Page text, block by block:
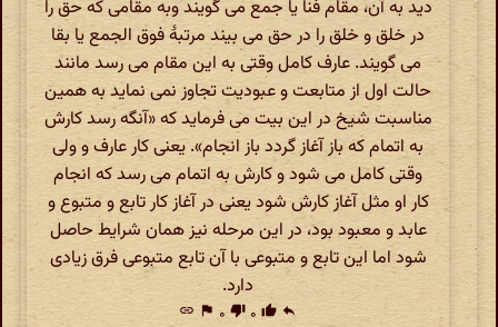
دید به آن، مقام فنا یا جمع می گویند وبه مقامی که حق را
در خلق و خلق را در حق می بیند مرتبۀ فوق الجمع یا بقا
می گویند. عارف کامل وقتی به این مقام می رسد مانند
حالت اول از متابعت و عبودیت تجاوز نمی نماید به همین
مناسبت شیخ در این بیت می فرماید که «آنگه رسد کارش
به اتمام که باز آغاز گردد باز انجام». یعنی کار عارف و ولی
وقتی کامل می شود و کارش به اتمام می رسد که انجام
کار او مثل آغاز کارش شود یعنی در آغاز کار تابع و متبوع و
عابد و معبود بود، در این مرحله نیز همان شرایط حاصل
شود اما این تابع و متبوعی با آن تابع متبوعی فرق زیادی
دارد.
reply
thumb_up ۰ thumb_down ۰ flag
link